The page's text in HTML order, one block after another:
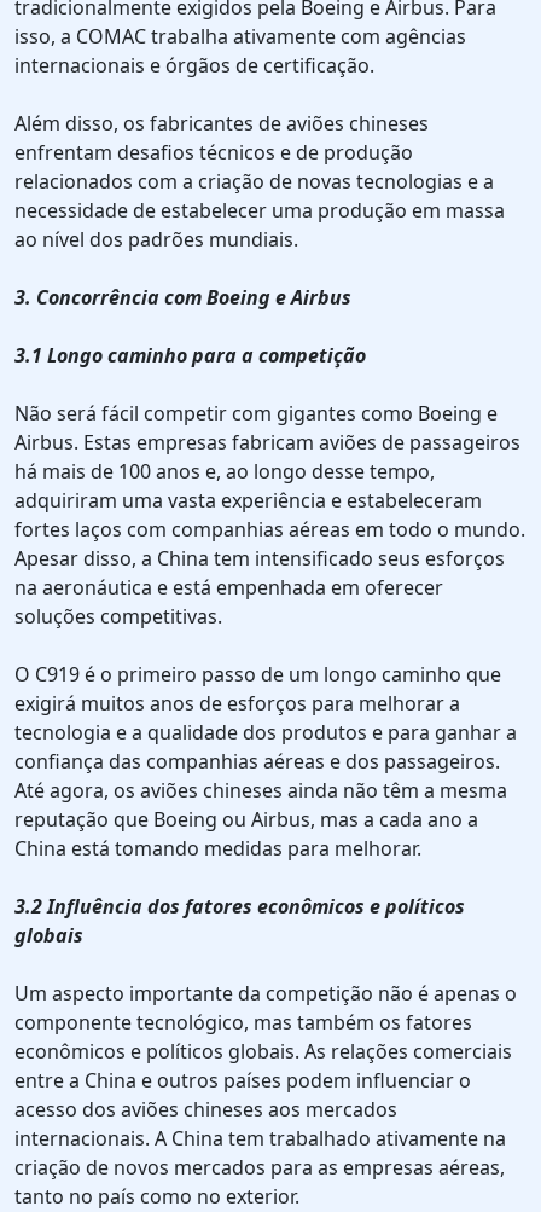
tradicionalmente exigidos pela Boeing e Airbus. Para
isso, a COMAC trabalha ativamente com agências
internacionais e órgãos de certificação.
Além disso, os fabricantes de aviões chineses
enfrentam desafios técnicos e de produção
relacionados com a criação de novas tecnologias e a
necessidade de estabelecer uma produção em massa
ao nível dos padrões mundiais.
3. Concorrência com Boeing e Airbus
3.1 Longo caminho para a competição
Não será fácil competir com gigantes como Boeing e
Airbus. Estas empresas fabricam aviões de passageiros
há mais de 100 anos e, ao longo desse tempo,
adquiriram uma vasta experiência e estabeleceram
fortes laços com companhias aéreas em todo o mundo.
Apesar disso, a China tem intensificado seus esforços
na aeronáutica e está empenhada em oferecer
soluções competitivas.
O C919 é o primeiro passo de um longo caminho que
exigirá muitos anos de esforços para melhorar a
tecnologia e a qualidade dos produtos e para ganhar a
confiança das companhias aéreas e dos passageiros.
Até agora, os aviões chineses ainda não têm a mesma
reputação que Boeing ou Airbus, mas a cada ano a
China está tomando medidas para melhorar.
3.2 Influência dos fatores econômicos e políticos
globais
Um aspecto importante da competição não é apenas o
componente tecnológico, mas também os fatores
econômicos e políticos globais. As relações comerciais
entre a China e outros países podem influenciar o
acesso dos aviões chineses aos mercados
internacionais. A China tem trabalhado ativamente na
criação de novos mercados para as empresas aéreas,
tanto no país como no exterior.